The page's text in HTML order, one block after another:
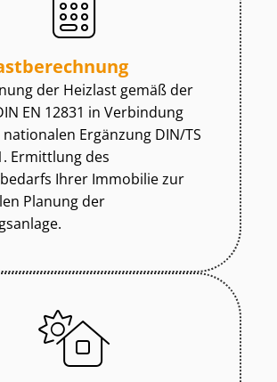
der Heizlast gemäß der
EN 12831 in Verbindung
Ergänzung DIN/TS
Ermittlung des
Ihrer Immobilie zur
Planung der